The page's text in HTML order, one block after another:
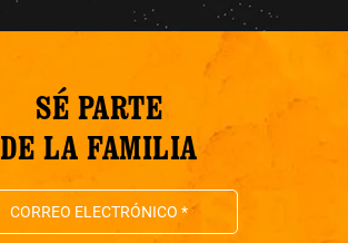
SÉ PARTE
DE LA FAMILIA